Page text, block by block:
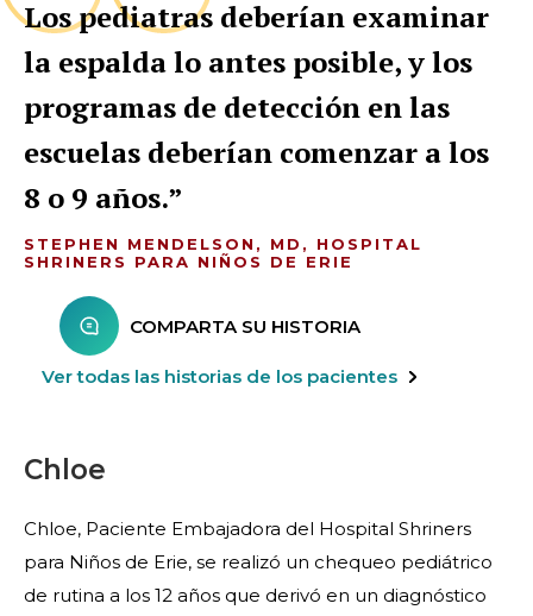
Los pediatras deberían examinar
la espalda lo antes posible, y los
programas de detección en las
escuelas deberían comenzar a los
8 o 9 años.
STEPHEN MENDELSON, MD, HOSPITAL
SHRINERS PARA NIÑOS DE ERIE
COMPARTA SU HISTORIA
Ver todas las historias de los pacientes
Chloe
Chloe, Paciente Embajadora del Hospital Shriners
para Niños de Erie, se realizó un chequeo pediátrico
de rutina a los 12 años que derivó en un diagnóstico